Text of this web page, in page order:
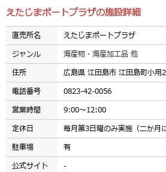
えたじまポートプラザの施設詳細
直売所名
えたじまポートプラザ
ジャンル
海産物・海産加工品 他
住所
広島県 江田島市 江田島町小用
電話番号
0823-42-0056
営業時間
9:00～12:00
定休日
毎月第3日曜のみ実施（二か月
駐車場
有
公式サイト
-